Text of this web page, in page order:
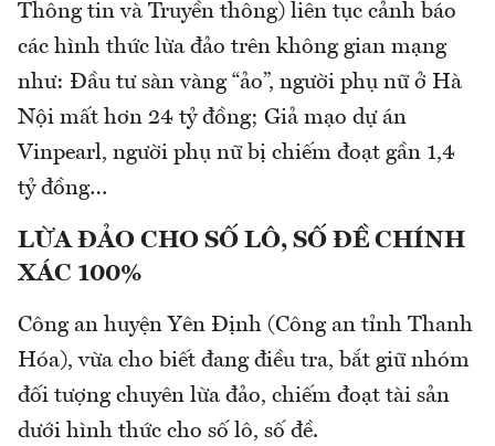
Thông tin và Truyền thông) liên tục cảnh báo
các hình thức lừa đảo trên không gian mạng
như: Đầu tư sàn vàng “ảo”, người phụ nữ ở Hà
Nội mất hơn 24 tỷ đồng; Giả mạo dự án
Vinpearl, người phụ nữ bị chiếm đoạt gần 1,4
tỷ đồng…
LỪA ĐẢO CHO SỐ LÔ, SỐ ĐỀ CHÍNH
XÁC 100%
Công an huyện Yên Định (Công an tỉnh Thanh
Hóa), vừa cho biết đang điều tra, bắt giữ nhóm
đối tượng chuyên lừa đảo, chiếm đoạt tài sản
dưới hình thức cho số lô, số đề.